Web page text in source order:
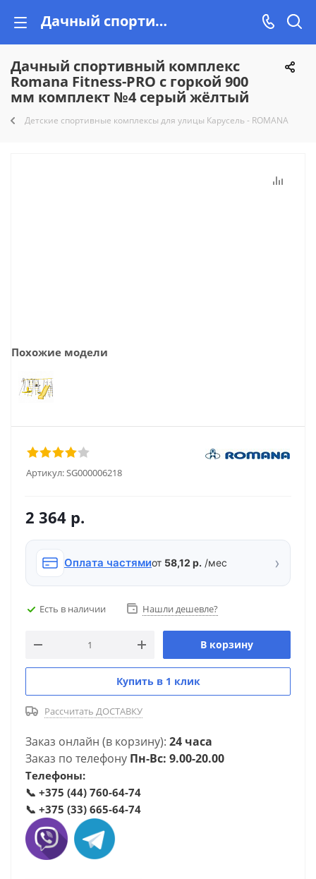
Дачный спортивный комплекс Romana Fitness-PRO с горкой 900 мм комплект №4 серый жёлтый купить недорого на Vishop.by!
Дачный спортивный комплекс
Romana Fitness-PRO с горкой 900
мм комплект №4 серый жёлтый
Детские спортивные комплексы для улицы Карусель - ROMANA
Похожие модели
Артикул:SG000006218
2 364 р.
Оплата частямиот 58,12 р. /мес ›
Есть в наличии Нашли дешевле?
В корзину
Купить в 1 клик
Рассчитать ДОСТАВКУ
Заказ онлайн (в корзину): 24 часа
Заказ по телефону Пн-Вс: 9.00-20.00
Телефоны:
📞 +375 (44) 760-64-74
📞 +375 (33) 665-64-74